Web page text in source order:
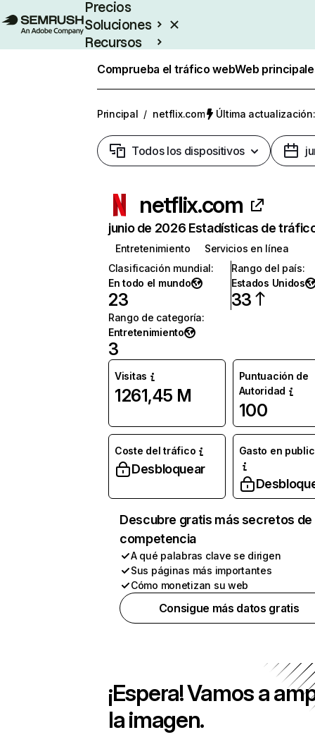
Precios
Soluciones
Recursos
Comprueba el tráfico webWeb
Principal / netflix.com Última
Todos los dispositivos
netflix.com
junio de 2026 Estadísticas de
Entretenimiento
Servicios en línea
Clasificación mundial:
En todo el mundo
23
Rango del país:
Estados Unidos
33
Rango de categoría:
Entretenimiento
3
Visitas
1261,45 M
Puntuación de
Autoridad
100
Coste del tráfico
Desbloquear
Gasto en
Descubre gratis más secretos de
competencia
A qué palabras clave se dirigen
Sus páginas más importantes
Cómo monetizan su web
Consigue más datos gratis
¡Espera! Vamos a
la imagen.